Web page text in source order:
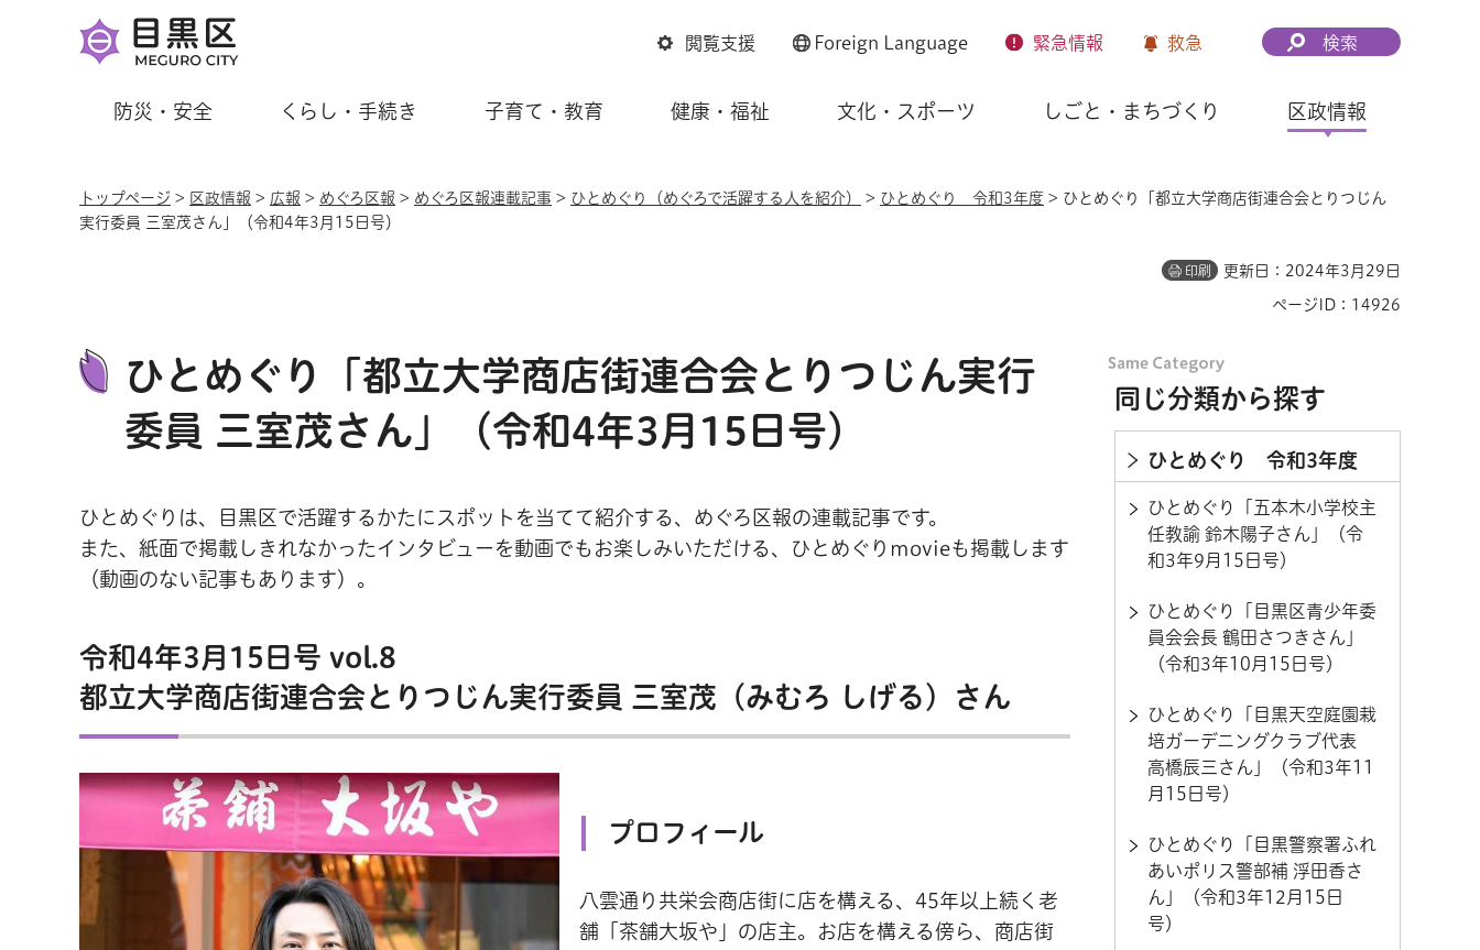
閲覧支援 Foreign Language 緊急情報 救急 検索
防災・安全 くらし・手続き 子育て・教育 健康・福祉 文化・スポーツ しごと・まちづくり 区政情報
トップページ > 区政情報 > 広報 > めぐろ区報 > めぐろ区報連載記事 > ひとめぐり（めぐろで活躍する人を紹介） > ひとめぐり 令和3年度 > ひとめぐり「都立大学商店街連合会とりつじん
実行委員 三室茂さん」（令和4年3月15日号）
印刷 更新日：2024年3月29日
ページID：14926
ひとめぐり「都立大学商店街連合会とりつじん実行
委員 三室茂さん」（令和4年3月15日号）
ひとめぐりは、目黒区で活躍するかたにスポットを当てて紹介する、めぐろ区報の連載記事です。
また、紙面で掲載しきれなかったインタビューを動画でもお楽しみいただける、ひとめぐりmovieも掲載します
（動画のない記事もあります）。
令和4年3月15日号 vol.8
都立大学商店街連合会とりつじん実行委員 三室茂（みむろ しげる）さん
プロフィール
八雲通り共栄会商店街に店を構える、45年以上続く老
舗「茶舗大坂や」の店主。お店を構える傍ら、商店街
同じ分類から探す
ひとめぐり 令和3年度
ひとめぐり「五本木小学校主
任教諭 鈴木陽子さん」（令
和3年9月15日号）
ひとめぐり「目黒区青少年委
員会会長 鶴田さつきさん」
（令和3年10月15日号）
ひとめぐり「目黒天空庭園栽
培ガーデニングクラブ代表
高橋辰三さん」（令和3年11
月15日号）
ひとめぐり「目黒警察署ふれ
あいポリス警部補 浮田香さ
ん」（令和3年12月15日
号）